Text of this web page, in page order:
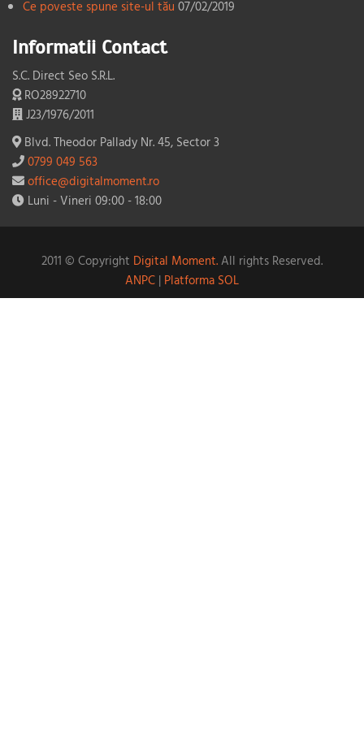
Ce poveste spune site-ul tău 07/02/2019
Informatii Contact
S.C. Direct Seo S.R.L.
RO28922710
J23/1976/2011
Blvd. Theodor Pallady Nr. 45, Sector 3
0799 049 563
office@digitalmoment.ro
Luni - Vineri 09:00 - 18:00
2011 © Copyright Digital Moment.All rights Reserved.
ANPC | Platforma SOL